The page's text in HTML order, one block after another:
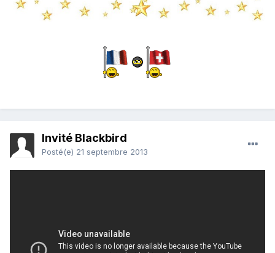
Invité Blackbird
Posté(e) 21 septembre 2013